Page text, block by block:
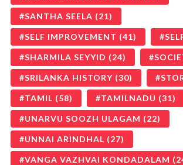
SANTHA SEELA (21)
SELF IMPROVEMENT (41)
SHARMILA SEYYID (24)
SRILANKA HISTORY (30)
TAMIL (58) TAMILNADU (31)
UNARVU SOOZH ULAGAM (22)
UNNAI ARINDHAL (27)
VANGA VAZHVAI KONDADALAM